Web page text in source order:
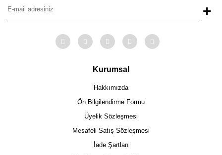
+
Kurumsal
Hakkımızda
Ön Bilgilendirme Formu
Üyelik Sözleşmesi
Mesafeli Satış Sözleşmesi
İade Şartları